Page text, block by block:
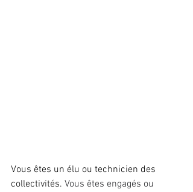
Vous êtes un élu ou technicien des
collectivités. Vous êtes engagés ou